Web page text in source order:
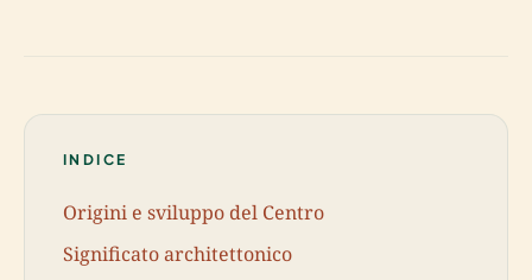
INDICE
Origini e sviluppo del Centro
Significato architettonico